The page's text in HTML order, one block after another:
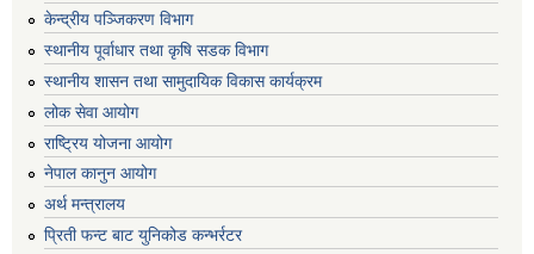
केन्द्रीय पञ्जिकरण विभाग
स्थानीय पूर्वाधार तथा कृषि सडक विभाग
स्थानीय शासन तथा सामुदायिक विकास कार्यक्रम
लोक सेवा आयोग
राष्ट्रिय योजना आयोग
नेपाल कानुन आयोग
अर्थ मन्त्रालय
प्रिती फन्ट बाट युनिकोड कन्भर्रटर